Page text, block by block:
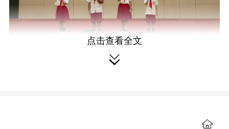
活动现场气氛热烈、书香氤氲、童
点击查看全文
